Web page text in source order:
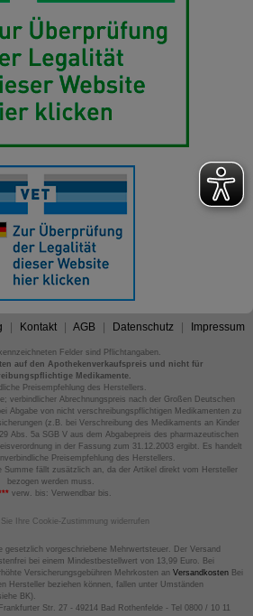
Kontakt AGB Datenschutz Impressum
Felder sind Pflichtangaben.
auf den Apothekenverkaufspreis und nicht für
Medikamente.
Preisempfehlung des Herstellers.
verbindlicher Abrechnungspreis nach der Großen Deutschen
Abgabe von nicht verschreibungspflichtigen Medikamenten zu
(z.B. bei Verschreibung des Medikaments an Kinder
Abs. 5a SGB V aus dem Abgabepreis des pharmazeutischen
in der Fassung zum 31.12.2003 ergibt. Es handelt
Preisempfehlung des Herstellers.
fällt zusätzlich an, da der Artikel direkt vom Hersteller
bezogen werden muss.
verw. bis: Verwendbar bis.
Sie Ihre Cookie-Zustimmung widerrufen
gesetzlich vorgeschriebene Mehrwertsteuer. Der Versand
bei einem Mindestbestellwert von 13,99 Euro. Bei
Versicherungsgebühren Mehrkosten an VersandkostenBei
Hersteller beziehen können, fallen unter Umständen
BK).
Str. 27 - 49214 Bad Rothenfelde - Tel 0800 / 10 11